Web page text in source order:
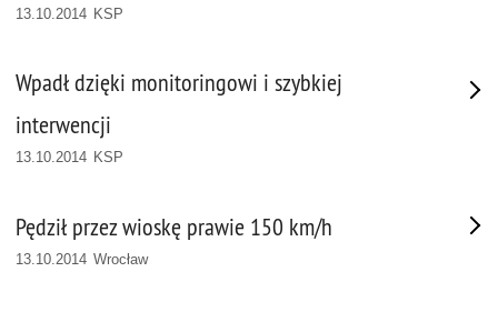
13.10.2014 KSP
Wpadł dzięki monitoringowi i szybkiej
interwencji
13.10.2014 KSP
Pędził przez wioskę prawie 150 km/h
13.10.2014 Wrocław